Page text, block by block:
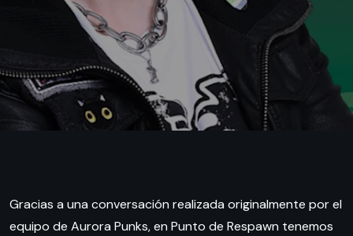
Gracias a una conversación realizada originalmente por el
equipo de Aurora Punks, en Punto de Respawn tenemos